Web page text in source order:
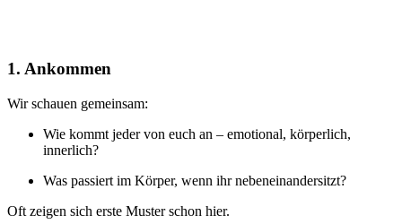
1. Ankommen
Wir schauen gemeinsam:
Wie kommt jeder von euch an – emotional, körperlich,
innerlich?
Was passiert im Körper, wenn ihr nebeneinandersitzt?
Oft zeigen sich erste Muster schon hier.